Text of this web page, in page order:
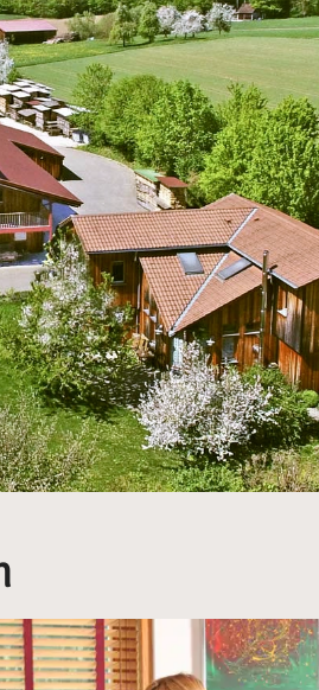
Version anzeigen